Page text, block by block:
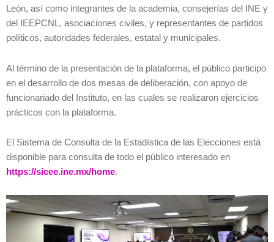
León, así como integrantes de la academia, consejerías del INE y
del IEEPCNL, asociaciones civiles, y representantes de partidos
políticos, autoridades federales, estatal y municipales.
Al término de la presentación de la plataforma, el público participó
en el desarrollo de dos mesas de deliberación, con apoyo de
funcionariado del Instituto, en las cuales se realizaron ejercicios
prácticos con la plataforma.
El Sistema de Consulta de la Estadística de las Elecciones está
disponible para consulta de todo el público interesado en
https://sicee.ine.mx/home.